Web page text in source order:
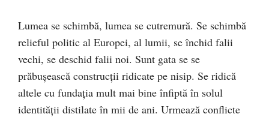
Lumea se schimbă, lumea se cutremură. Se schimbă
relieful politic al Europei, al lumii, se închid falii
vechi, se deschid falii noi. Sunt gata se se
prăbuşească construcţii ridicate pe nisip. Se ridică
altele cu fundaţia mult mai bine înfiptă în solul
identităţii distilate în mii de ani. Urmează conflicte